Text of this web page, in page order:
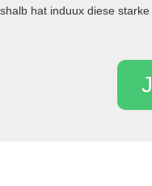
hat induux diese